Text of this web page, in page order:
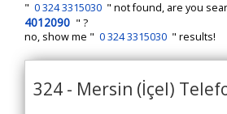
" 0 324 3315030 " not found, are you
4012090 " ?
no, show me " 0 324 3315030 " results!
324 - Mersin (İçel)